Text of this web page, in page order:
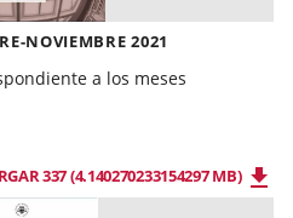
NOVIEMBRE 2021
a los meses
337 (4.140270233154297 MB)